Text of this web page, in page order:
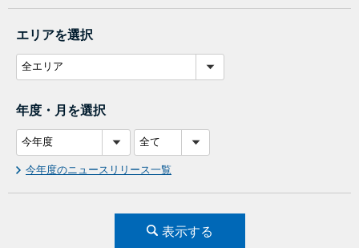
エリアを選択
年度・月を選択
今年度のニュースリリース一覧
表示する